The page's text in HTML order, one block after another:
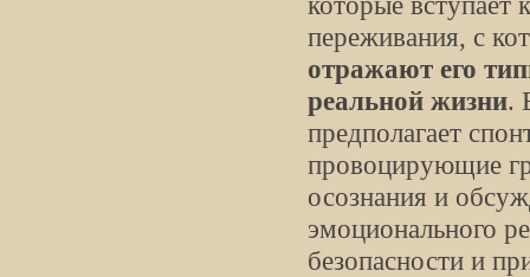
переживания, с
отражают его
реальной жизни.
предполагает
провоцирующие
осознания и
эмоционального
безопасности и